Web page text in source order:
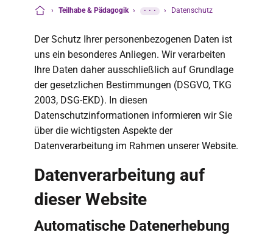
› Teilhabe & Pädagogik › ··· › Datenschutz
Der Schutz Ihrer personenbezogenen Daten ist
uns ein besonderes Anliegen. Wir verarbeiten
Ihre Daten daher ausschließlich auf Grundlage
der gesetzlichen Bestimmungen (DSGVO, TKG
2003, DSG-EKD). In diesen
Datenschutzinformationen informieren wir Sie
über die wichtigsten Aspekte der
Datenverarbeitung im Rahmen unserer Website.
Datenverarbeitung auf
dieser Website
Automatische Datenerhebung